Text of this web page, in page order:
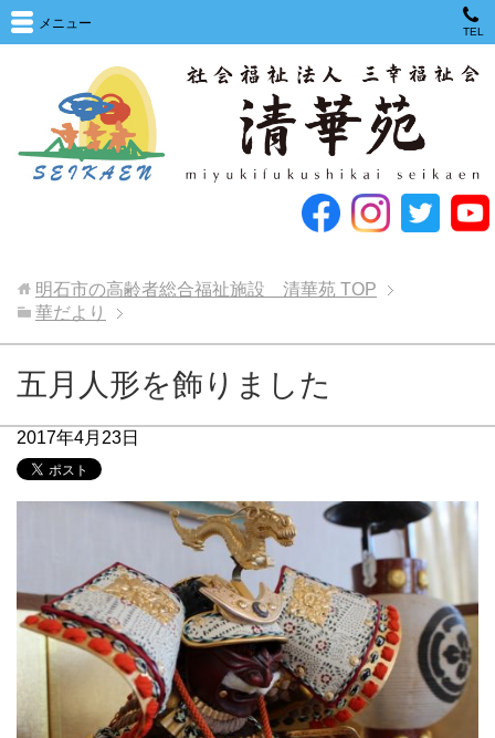
メニュー
TEL
明石市の高齢者総合福祉施設 清華苑 TOP
華だより
五月人形を飾りました
2017年4月23日